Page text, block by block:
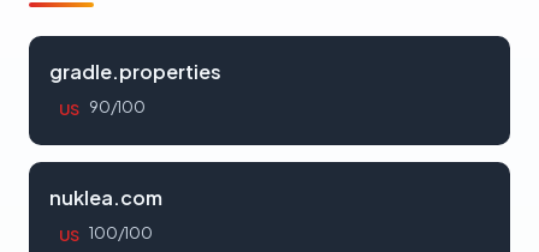
gradle.properties
US 90/100
nuklea.com
US 100/100